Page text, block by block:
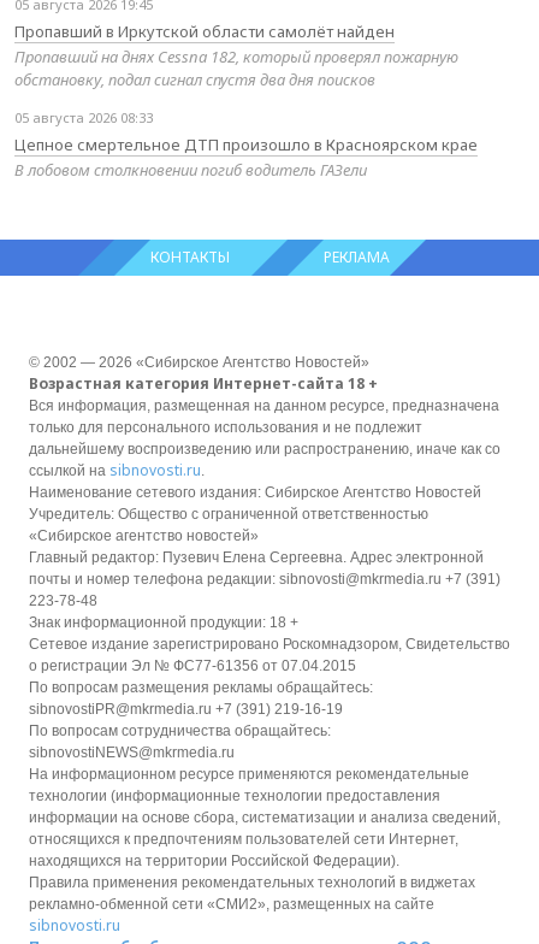
05 августа 2026 19:45
Пропавший в Иркутской области самолёт найден
Пропавший на днях Cessna 182, который проверял пожарную
обстановку, подал сигнал спустя два дня поисков
05 августа 2026 08:33
Цепное смертельное ДТП произошло в Красноярском крае
В лобовом столкновении погиб водитель ГАЗели
КОНТАКТЫ РЕКЛАМА
© 2002 — 2026 «Сибирское Агентство Новостей»
Возрастная категория Интернет-сайта 18 +
Вся информация, размещенная на данном ресурсе, предназначена
только для персонального использования и не подлежит
дальнейшему воспроизведению или распространению, иначе как со
ссылкой на sibnovosti.ru
Наименование сетевого издания: Сибирское Агентство Новостей
Учредитель: Общество с ограниченной ответственностью
«Сибирское агентство новостей»
Главный редактор: Пузевич Елена Сергеевна. Адрес электронной
почты и номер телефона редакции: sibnovosti@mkrmedia.ru +7 (391)
223-78-48
Знак информационной продукции: 18 +
Сетевое издание зарегистрировано Роскомнадзором, Свидетельство
о регистрации Эл № ФС77-61356 от 07.04.2015
По вопросам размещения рекламы обращайтесь:
sibnovostiPR@mkrmedia.ru +7 (391) 219-16-19
По вопросам сотрудничества обращайтесь:
sibnovostiNEWS@mkrmedia.ru
На информационном ресурсе применяются рекомендательные
технологии (информационные технологии предоставления
информации на основе сбора, систематизации и анализа сведений,
относящихся к предпочтениям пользователей сети Интернет,
находящихся на территории Российской Федерации).
Правила применения рекомендательных технологий в виджетах
рекламно-обменной сети «СМИ2», размещенных на сайте
sibnovosti.ru